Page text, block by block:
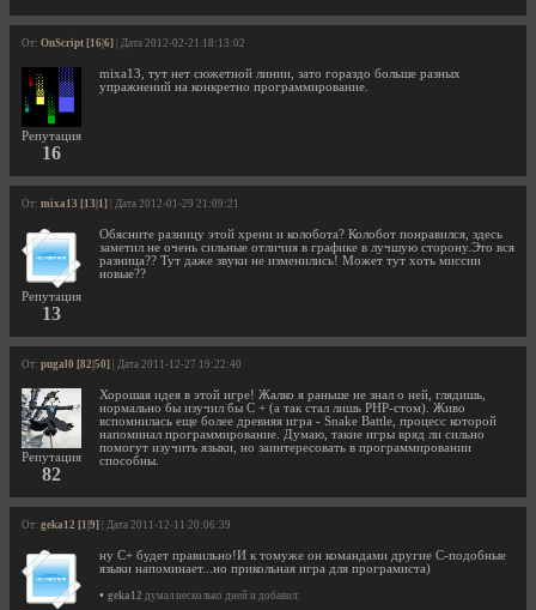
От: OnScript [16|6] | Дата 2012-02-21 18:13:02
Репутация
16
mixa13, тут нет сюжетной линии, зато гораздо больше разных
упражнений на конкретно программирование.
От: mixa13 [13|1] | Дата 2012-01-29 21:09:21
Репутация
13
Обясните разницу этой хрени и колобота? Колобот понравился, здесь
заметил не очень сильные отличия в графике в лучшую сторону.Это вся
разница?? Тут даже звуки не изменились! Может тут хоть миссии
новые??
От: pugal0 [82|50] | Дата 2011-12-27 19:22:40
Репутация
82
Хорошая идея в этой игре! Жалко я раньше не знал о ней, глядишь,
нормально бы изучил бы C + (а так стал лишь PHP-стом). Живо
вспомнилась еще более древняя игра - Snake Battle, процесс которой
напоминал программирование. Думаю, такие игры вряд ли сильно
помогут изучить языки, но заинтересовать в программировании
способны.
От: geka12 [1|9] | Дата 2011-12-11 20:06:39
ну С+ будет правильно!И к томуже он командами другие С-подобные
языки напоминает...но прикольная игра для програмиста)
• geka12 думал несколько дней и добавил: